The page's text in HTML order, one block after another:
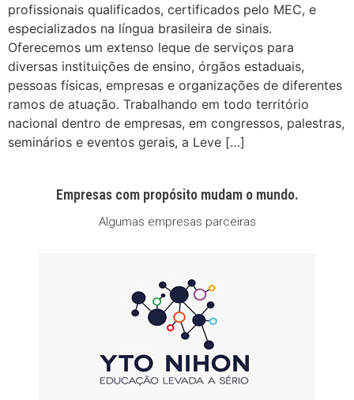
profissionais qualificados, certificados pelo MEC, e
especializados na língua brasileira de sinais.
Oferecemos um extenso leque de serviços para
diversas instituições de ensino, órgãos estaduais,
pessoas físicas, empresas e organizações de diferentes
ramos de atuação. Trabalhando em todo território
nacional dentro de empresas, em congressos, palestras,
seminários e eventos gerais, a Leve […]
Empresas com propósito mudam o mundo.
Algumas empresas parceiras